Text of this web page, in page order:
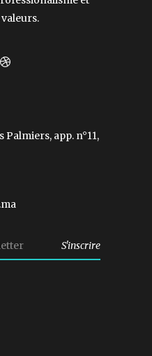
Palmiers, app. n°11,